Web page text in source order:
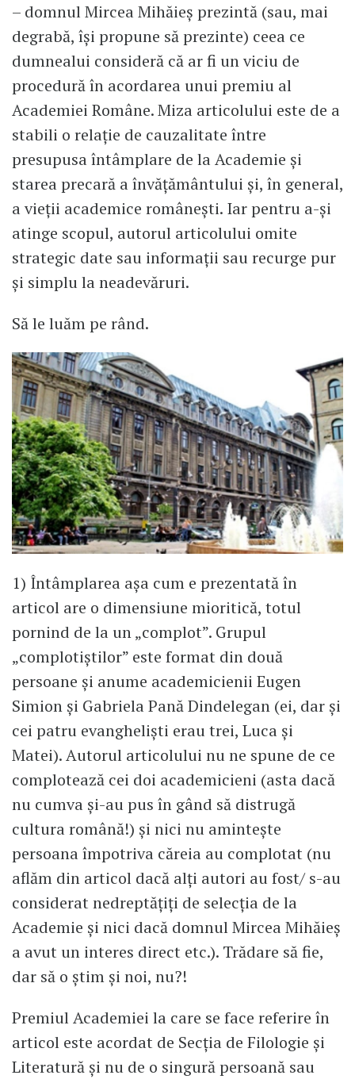
– domnul Mircea Mihăieș prezintă (sau, mai
degrabă, își propune să prezinte) ceea ce
dumnealui consideră că ar fi un viciu de
procedură în acordarea unui premiu al
Academiei Române. Miza articolului este de a
stabili o relație de cauzalitate între
presupusa întâmplare de la Academie și
starea precară a învățământului și, în general,
a vieții academice românești. Iar pentru a-și
atinge scopul, autorul articolului omite
strategic date sau informații sau recurge pur
și simplu la neadevăruri.
Să le luăm pe rând.
1) Întâmplarea așa cum e prezentată în
articol are o dimensiune mioritică, totul
pornind de la un „complot”. Grupul
„complotiștilor” este format din două
persoane și anume academicienii Eugen
Simion și Gabriela Pană Dindelegan (ei, dar și
cei patru evangheliști erau trei, Luca și
Matei). Autorul articolului nu ne spune de ce
complotează cei doi academicieni (asta dacă
nu cumva și-au pus în gând să distrugă
cultura română!) și nici nu amintește
persoana împotriva căreia au complotat (nu
aflăm din articol dacă alți autori au fost/ s-au
considerat nedreptățiți de selecția de la
Academie și nici dacă domnul Mircea Mihăieș
a avut un interes direct etc.). Trădare să fie,
dar să o știm și noi, nu?!
Premiul Academiei la care se face referire în
articol este acordat de Secția de Filologie și
Literatură și nu de o singură persoană sau